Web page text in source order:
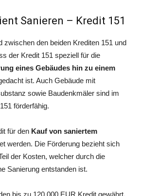
Sanieren – Kredit 151
zwischen den beiden Krediten 151 und
der Kredit 151 speziell für die
eines Gebäudes hin zu einem
ist. Auch Gebäude mit
sowie Baudenkmäler sind im
förderfähig.
für den Kauf von saniertem
werden. Die Förderung bezieht sich
der Kosten, welcher durch die
Sanierung entstanden ist.
bis zu 120.000 EUR Kredit gewährt.